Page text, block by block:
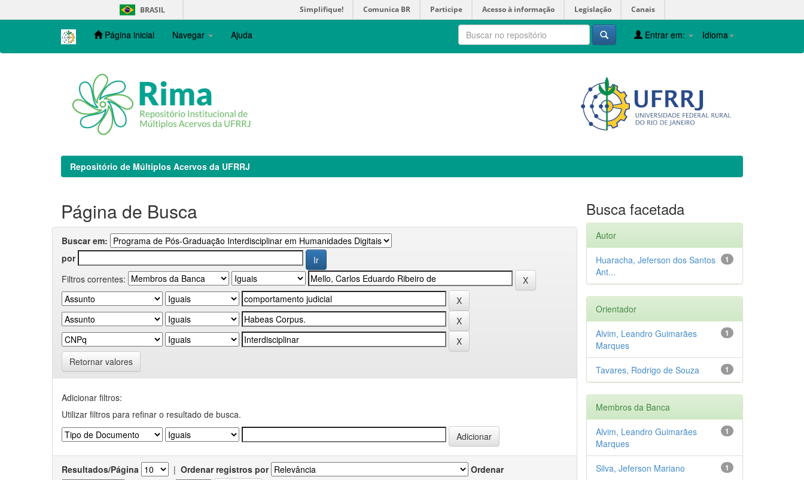
navigation
BRASIL Simplifique! Comunica BR Participe Acesso à informação Legislação Canais
Página inicial Navegar Ajuda Idioma
Entrar em:
Repositório de Múltiplos Acervos da UFRRJ
Página de Busca
Buscar em:
por
Filtros correntes:
Retornar valores
Adicionar filtros:
Utilizar filtros para refinar o resultado de busca.
Resultados/Página | Ordenar registros por
Ordenar
Busca facetada
Autor
1
Huaracha, Jeferson dos Santos
Ant...
Orientador
1
Alvim, Leandro Guimarães
Marques
1
Tavares, Rodrigo de Souza
Membros da Banca
1
Alvim, Leandro Guimarães
Marques
1
Silva, Jeferson Mariano